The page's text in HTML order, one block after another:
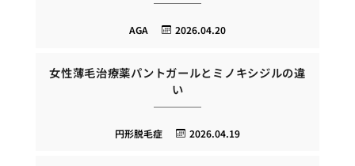
2026.04.20
AGA
女性薄毛治療薬パントガールとミノキシジルの違
い
2026.04.19
円形脱毛症